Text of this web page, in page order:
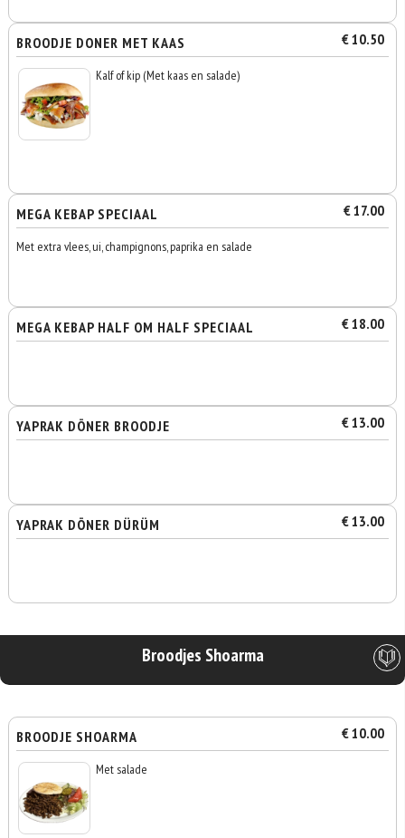
BROODJE DONER MET KAAS € 10.50
Kalf of kip (Met kaas en salade)
MEGA KEBAP SPECIAAL € 17.00
Met extra vlees, ui, champignons, paprika en salade
MEGA KEBAP HALF OM HALF SPECIAAL € 18.00
YAPRAK DÖNER BROODJE € 13.00
YAPRAK DÖNER DÜRÜM € 13.00
Broodjes Shoarma
BROODJE SHOARMA € 10.00
Met salade